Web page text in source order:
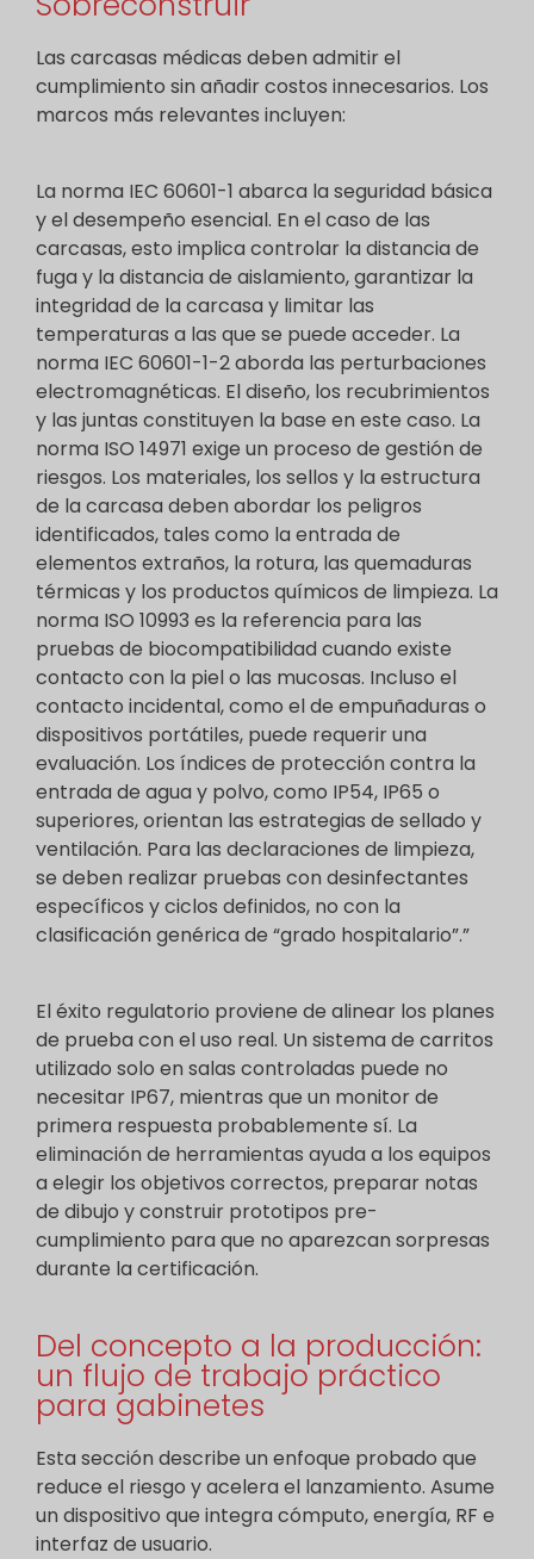
Las carcasas médicas deben admitir el
cumplimiento sin añadir costos innecesarios. Los
marcos más relevantes incluyen:
La norma IEC 60601-1 abarca la seguridad básica
y el desempeño esencial. En el caso de las
carcasas, esto implica controlar la distancia de
fuga y la distancia de aislamiento, garantizar la
integridad de la carcasa y limitar las
temperaturas a las que se puede acceder. La
norma IEC 60601-1-2 aborda las perturbaciones
electromagnéticas. El diseño, los recubrimientos
y las juntas constituyen la base en este caso. La
norma ISO 14971 exige un proceso de gestión de
riesgos. Los materiales, los sellos y la estructura
de la carcasa deben abordar los peligros
identificados, tales como la entrada de
elementos extraños, la rotura, las quemaduras
térmicas y los productos químicos de limpieza. La
norma ISO 10993 es la referencia para las
pruebas de biocompatibilidad cuando existe
contacto con la piel o las mucosas. Incluso el
contacto incidental, como el de empuñaduras o
dispositivos portátiles, puede requerir una
evaluación. Los índices de protección contra la
entrada de agua y polvo, como IP54, IP65 o
superiores, orientan las estrategias de sellado y
ventilación. Para las declaraciones de limpieza,
se deben realizar pruebas con desinfectantes
específicos y ciclos definidos, no con la
clasificación genérica de “grado hospitalario”.”
El éxito regulatorio proviene de alinear los planes
de prueba con el uso real. Un sistema de carritos
utilizado solo en salas controladas puede no
necesitar IP67, mientras que un monitor de
primera respuesta probablemente sí. La
eliminación de herramientas ayuda a los equipos
a elegir los objetivos correctos, preparar notas
de dibujo y construir prototipos pre-
cumplimiento para que no aparezcan sorpresas
durante la certificación.
Del concepto a la producción:
un flujo de trabajo práctico
para gabinetes
Esta sección describe un enfoque probado que
reduce el riesgo y acelera el lanzamiento. Asume
un dispositivo que integra cómputo, energía, RF e
interfaz de usuario.